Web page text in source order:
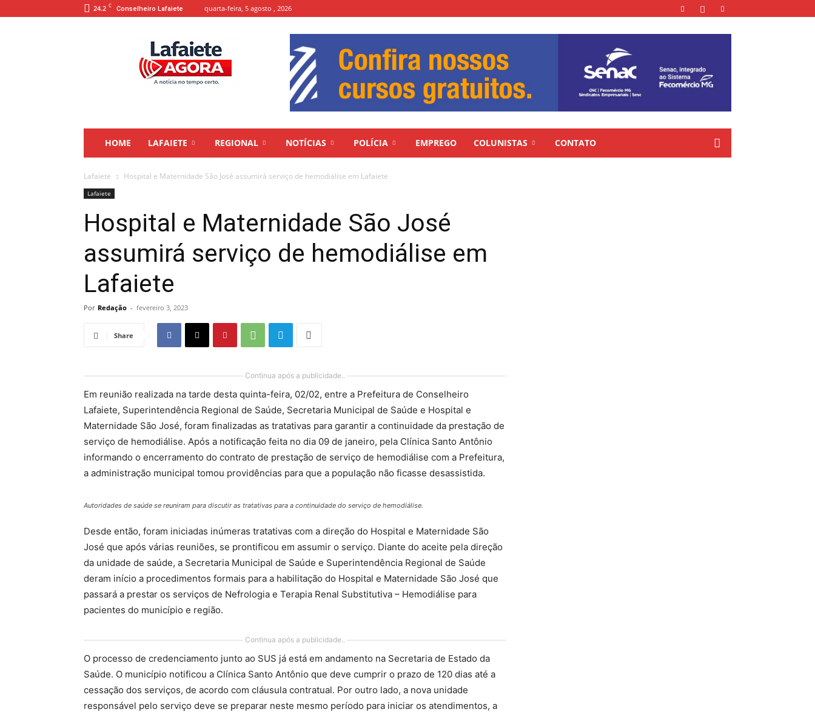
24.2 C Conselheiro Lafaiete quarta-feira, 5 agosto , 2026
HOME LAFAIETE REGIONAL NOTÍCIAS POLÍCIA EMPREGO COLUNISTAS CONTATO
Lafaiete Hospital e Maternidade São José assumirá serviço de hemodiálise em Lafaiete
Lafaiete
Hospital e Maternidade São José
assumirá serviço de hemodiálise em
Lafaiete
Por Redação - fevereiro 3, 2023
Share
Continua após a publicidade..
Em reunião realizada na tarde desta quinta-feira, 02/02, entre a Prefeitura de Conselheiro
Lafaiete, Superintendência Regional de Saúde, Secretaria Municipal de Saúde e Hospital e
Maternidade São José, foram finalizadas as tratativas para garantir a continuidade da prestação de
serviço de hemodiálise. Após a notificação feita no dia 09 de janeiro, pela Clínica Santo Antônio
informando o encerramento do contrato de prestação de serviço de hemodiálise com a Prefeitura,
a administração municipal tomou providências para que a população não ficasse desassistida.
Autoridades de saúde se reuniram para discutir as tratativas para a continuidade do serviço de hemodiálise.
Desde então, foram iniciadas inúmeras tratativas com a direção do Hospital e Maternidade São
José que após várias reuniões, se prontificou em assumir o serviço. Diante do aceite pela direção
da unidade de saúde, a Secretaria Municipal de Saúde e Superintendência Regional de Saúde
deram início a procedimentos formais para a habilitação do Hospital e Maternidade São José que
passará a prestar os serviços de Nefrologia e Terapia Renal Substitutiva – Hemodiálise para
pacientes do município e região.
Continua após a publicidade..
O processo de credenciamento junto ao SUS já está em andamento na Secretaria de Estado da
Saúde. O município notificou a Clínica Santo Antônio que deve cumprir o prazo de 120 dias até a
cessação dos serviços, de acordo com cláusula contratual. Por outro lado, a nova unidade
responsável pelo serviço deve se preparar neste mesmo período para iniciar os atendimentos, a